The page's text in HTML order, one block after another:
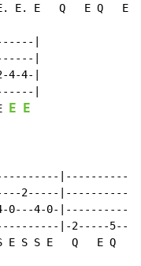
E. E   Q   E Q
|
|
4-|
|
E E
2-----
4-0-|-----------
|-2-----
E S S E   Q   E Q